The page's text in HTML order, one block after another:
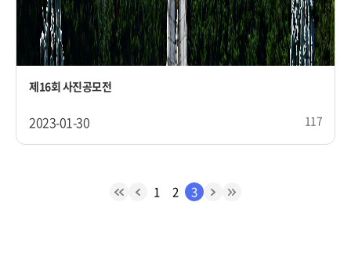
제16회 사진공모전
2023-01-30 117
1 2 3